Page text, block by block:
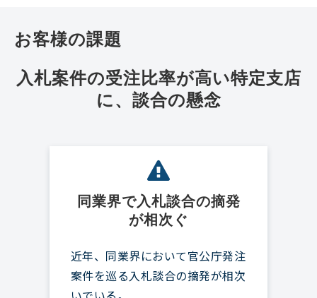
お客様の課題
入札案件の受注比率が高い特定支店
に、談合の懸念
同業界で入札談合の摘発
が相次ぐ
近年、同業界において官公庁発注
案件を巡る入札談合の摘発が相次